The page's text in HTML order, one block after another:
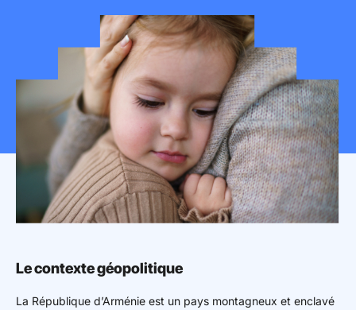
Mon espace donateur
Le contexte géopolitique
La République d’Arménie est un pays montagneux et enclavé